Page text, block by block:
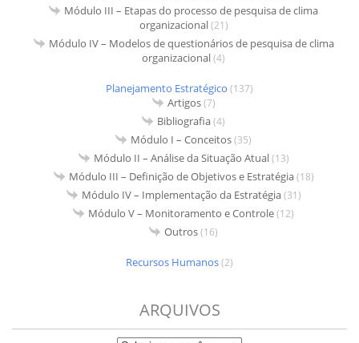
Módulo III – Etapas do processo de pesquisa de clima
organizacional(21)
Módulo IV – Modelos de questionários de pesquisa de clima
organizacional(4)
Planejamento Estratégico (137)
Artigos(7)
Bibliografia(4)
Módulo I – Conceitos(35)
Módulo II – Análise da Situação Atual(13)
Módulo III – Definição de Objetivos e Estratégia(18)
Módulo IV – Implementação da Estratégia(31)
Módulo V – Monitoramento e Controle(12)
Outros(16)
Recursos Humanos(2)
ARQUIVOS